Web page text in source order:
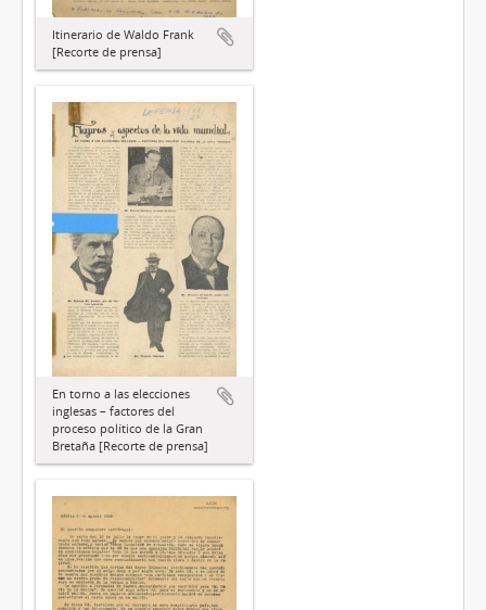
Itinerario de Waldo Frank
[Recorte de prensa]
En torno a las elecciones
inglesas – factores del
proceso político de la Gran
Bretaña [Recorte de prensa]